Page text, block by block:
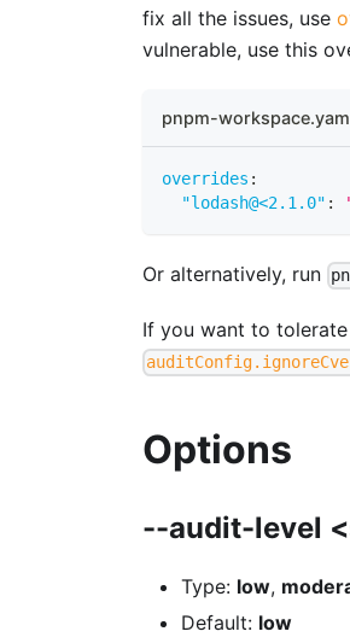
fix all the issues, use
vulnerable, use this
pnpm-
overrides :
"lodash@<2.1.0" :
Or alternatively, run
If you want to
Options
--audit-level
Type: low,
Default: low